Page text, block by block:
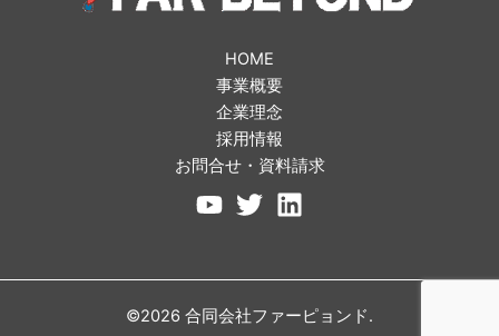
HOME
事業概要
企業理念
採用情報
お問合せ・資料請求
©2026 合同会社ファーピョンド.